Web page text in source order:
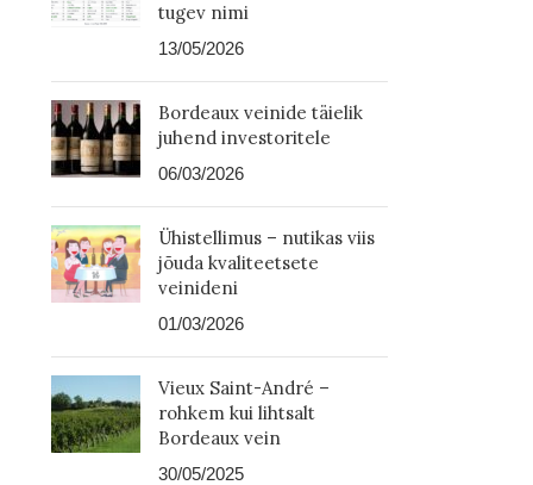
tugev nimi
13/05/2026
Bordeaux veinide täielik
juhend investoritele
06/03/2026
Ühistellimus – nutikas viis
jõuda kvaliteetsete
veinideni
01/03/2026
Vieux Saint-André –
rohkem kui lihtsalt
Bordeaux vein
30/05/2025